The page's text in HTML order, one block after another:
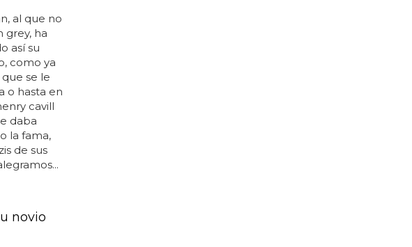
al que no
grey, ha
así su
como ya
se le
o hasta en
cavill
daba
la fama,
de sus
novio